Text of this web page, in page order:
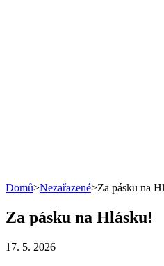
Domů>Nezařazené>Za pásku na
Za pásku na Hlásku!
17. 5. 2026